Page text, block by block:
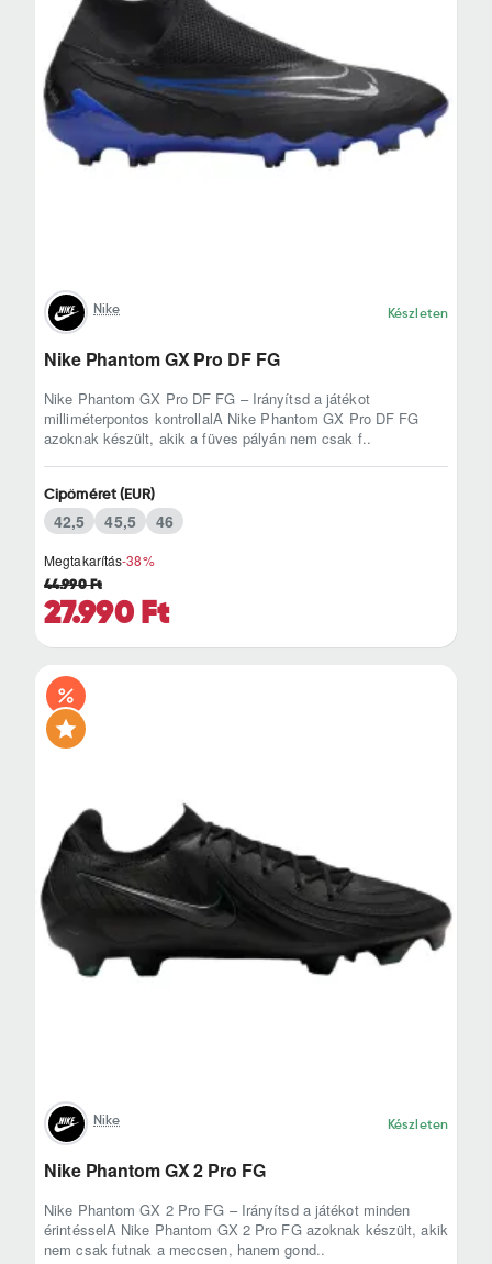
Nike Készleten
Nike Phantom GX Pro DF FG
Nike Phantom GX Pro DF FG – Irányítsd a játékot
milliméterpontos kontrollalA Nike Phantom GX Pro DF FG
azoknak készült, akik a füves pályán nem csak f..
Megtakarítás-38%
27.990 Ft
44.990 Ft
Cipőméret (EUR)
42,5 45,5 46
Nike Készleten
Nike Phantom GX 2 Pro FG
Nike Phantom GX 2 Pro FG – Irányítsd a játékot minden
érintésselA Nike Phantom GX 2 Pro FG azoknak készült, akik
nem csak futnak a meccsen, hanem gond..